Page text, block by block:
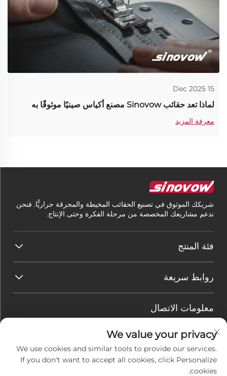
15 Dec 2025
لماذا تعد حقائب Sinovow مصنع أكياس صينيًا موثوقًا به
معرفة المزيد
شريكك الموثوق في تصنيع الحقائب المخيطة والمحرقة حراريًّا. فنحن
ندعم مشاريعك المخصصة من مرحلة الفكرة وحتى الإنتاج.
فئة المنتج
روابط سريعة
معلومات الاتصال
سبيس، طريق يويهوا، منطقة هولي، شيامن، الصين
البريد الإلكتروني:[email protected]
هاتف:+86-15396267103
We value your privacy
We use cookies and similar tools to provide our services.
If you don't want to accept all cookies, click Personalize
cookies.